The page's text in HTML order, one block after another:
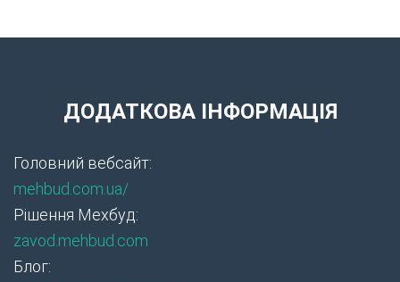
ДОДАТКОВА ІНФОРМАЦІЯ
Головний вебсайт:
mehbud.com.ua/
Рішення Мехбуд:
zavod.mehbud.com
Блог: